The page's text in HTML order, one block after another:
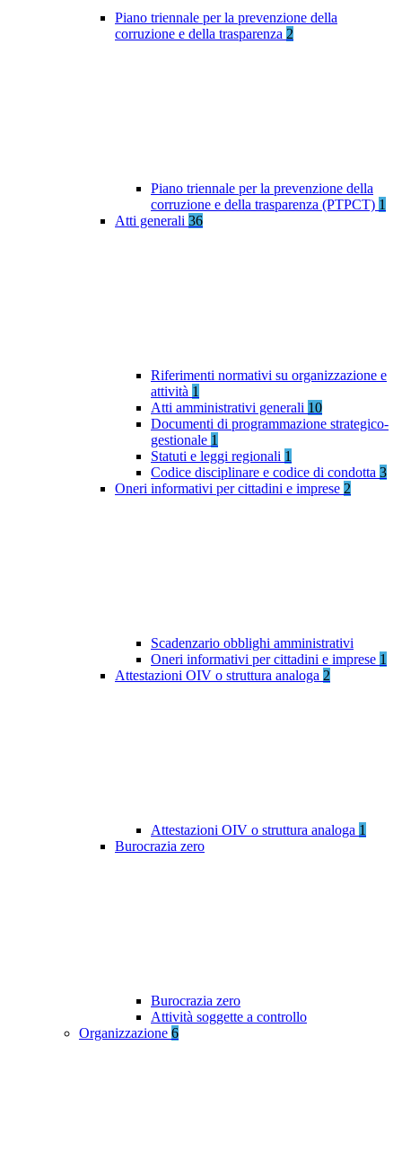
Piano triennale per la prevenzione della
corruzione e della trasparenza 2
Piano triennale per la prevenzione della
corruzione e della trasparenza (PTPCT) 1
Atti generali 36
Riferimenti normativi su organizzazione e
attività 1
Atti amministrativi generali 10
Documenti di programmazione strategico-
gestionale 1
Statuti e leggi regionali 1
Codice disciplinare e codice di condotta 3
Oneri informativi per cittadini e imprese 2
Scadenzario obblighi amministrativi
Oneri informativi per cittadini e imprese 1
Attestazioni OIV o struttura analoga 2
Attestazioni OIV o struttura analoga 1
Burocrazia zero
Burocrazia zero
Attività soggette a controllo
Organizzazione 6